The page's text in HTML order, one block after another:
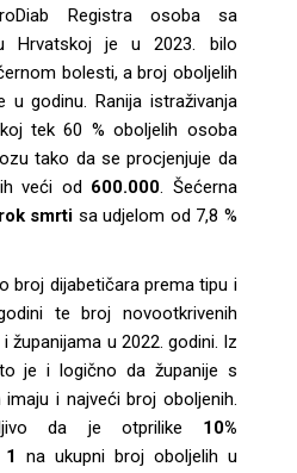
Registra osoba sa
Hrvatskoj je u 2023. bilo
bolesti, a broj oboljelih
u godinu. Ranija istraživanja
tek 60 % oboljelih osoba
tako da se procjenjuje da
veći od 600.000. Šećerna
smrti sa udjelom od 7,8 %
broj dijabetičara prema tipu i
te broj novootkrivenih
županijama u 2022. godini. Iz
je i logično da županije s
i najveći broj oboljenih.
da je otprilike 10%
na ukupni broj oboljelih u